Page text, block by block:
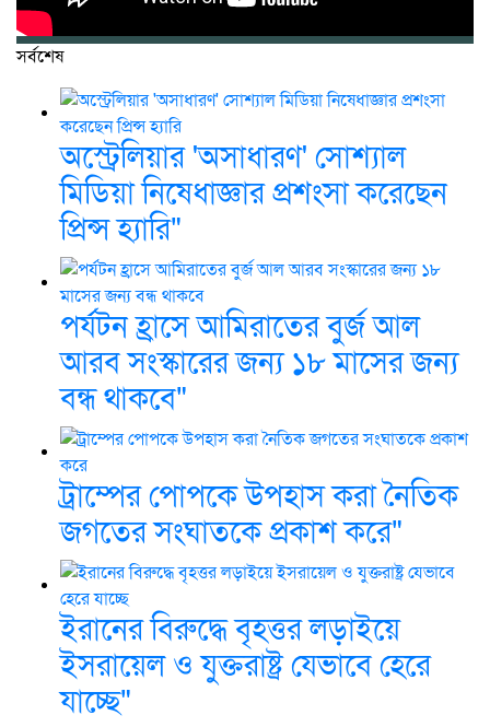
সর্বশেষ
অস্ট্রেলিয়ার 'অসাধারণ' সোশ্যাল
মিডিয়া নিষেধাজ্ঞার প্রশংসা করেছেন
প্রিন্স হ্যারি"
পর্যটন হ্রাসে আমিরাতের বুর্জ আল
আরব সংস্কারের জন্য ১৮ মাসের জন্য
বন্ধ থাকবে"
ট্রাম্পের পোপকে উপহাস করা নৈতিক
জগতের সংঘাতকে প্রকাশ করে"
ইরানের বিরুদ্ধে বৃহত্তর লড়াইয়ে
ইসরায়েল ও যুক্তরাষ্ট্র যেভাবে হেরে
যাচ্ছে"